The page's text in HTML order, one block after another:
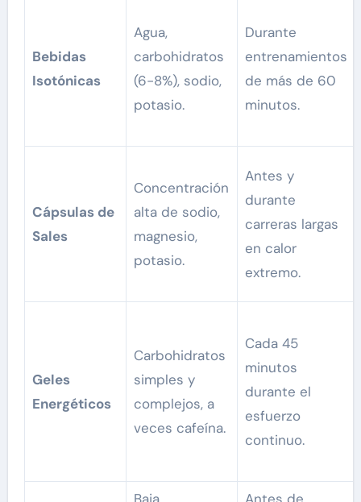
Bebidas
Isotónicas
Agua,
carbohidratos
(6-8%), sodio,
potasio.
Durante
entrenamientos
de más de 60
minutos.
Cápsulas de
Sales
Concentración
alta de sodio,
magnesio,
potasio.
Antes y
durante
carreras largas
en calor
extremo.
Geles
Energéticos
Carbohidratos
simples y
complejos, a
veces cafeína.
Cada 45
minutos
durante el
esfuerzo
continuo.